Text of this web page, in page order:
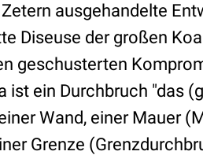
ausgehandelte
Diseuse der großen
geschusterten
ist ein Durchbruch "das
Wand, einer Mauer
Grenze